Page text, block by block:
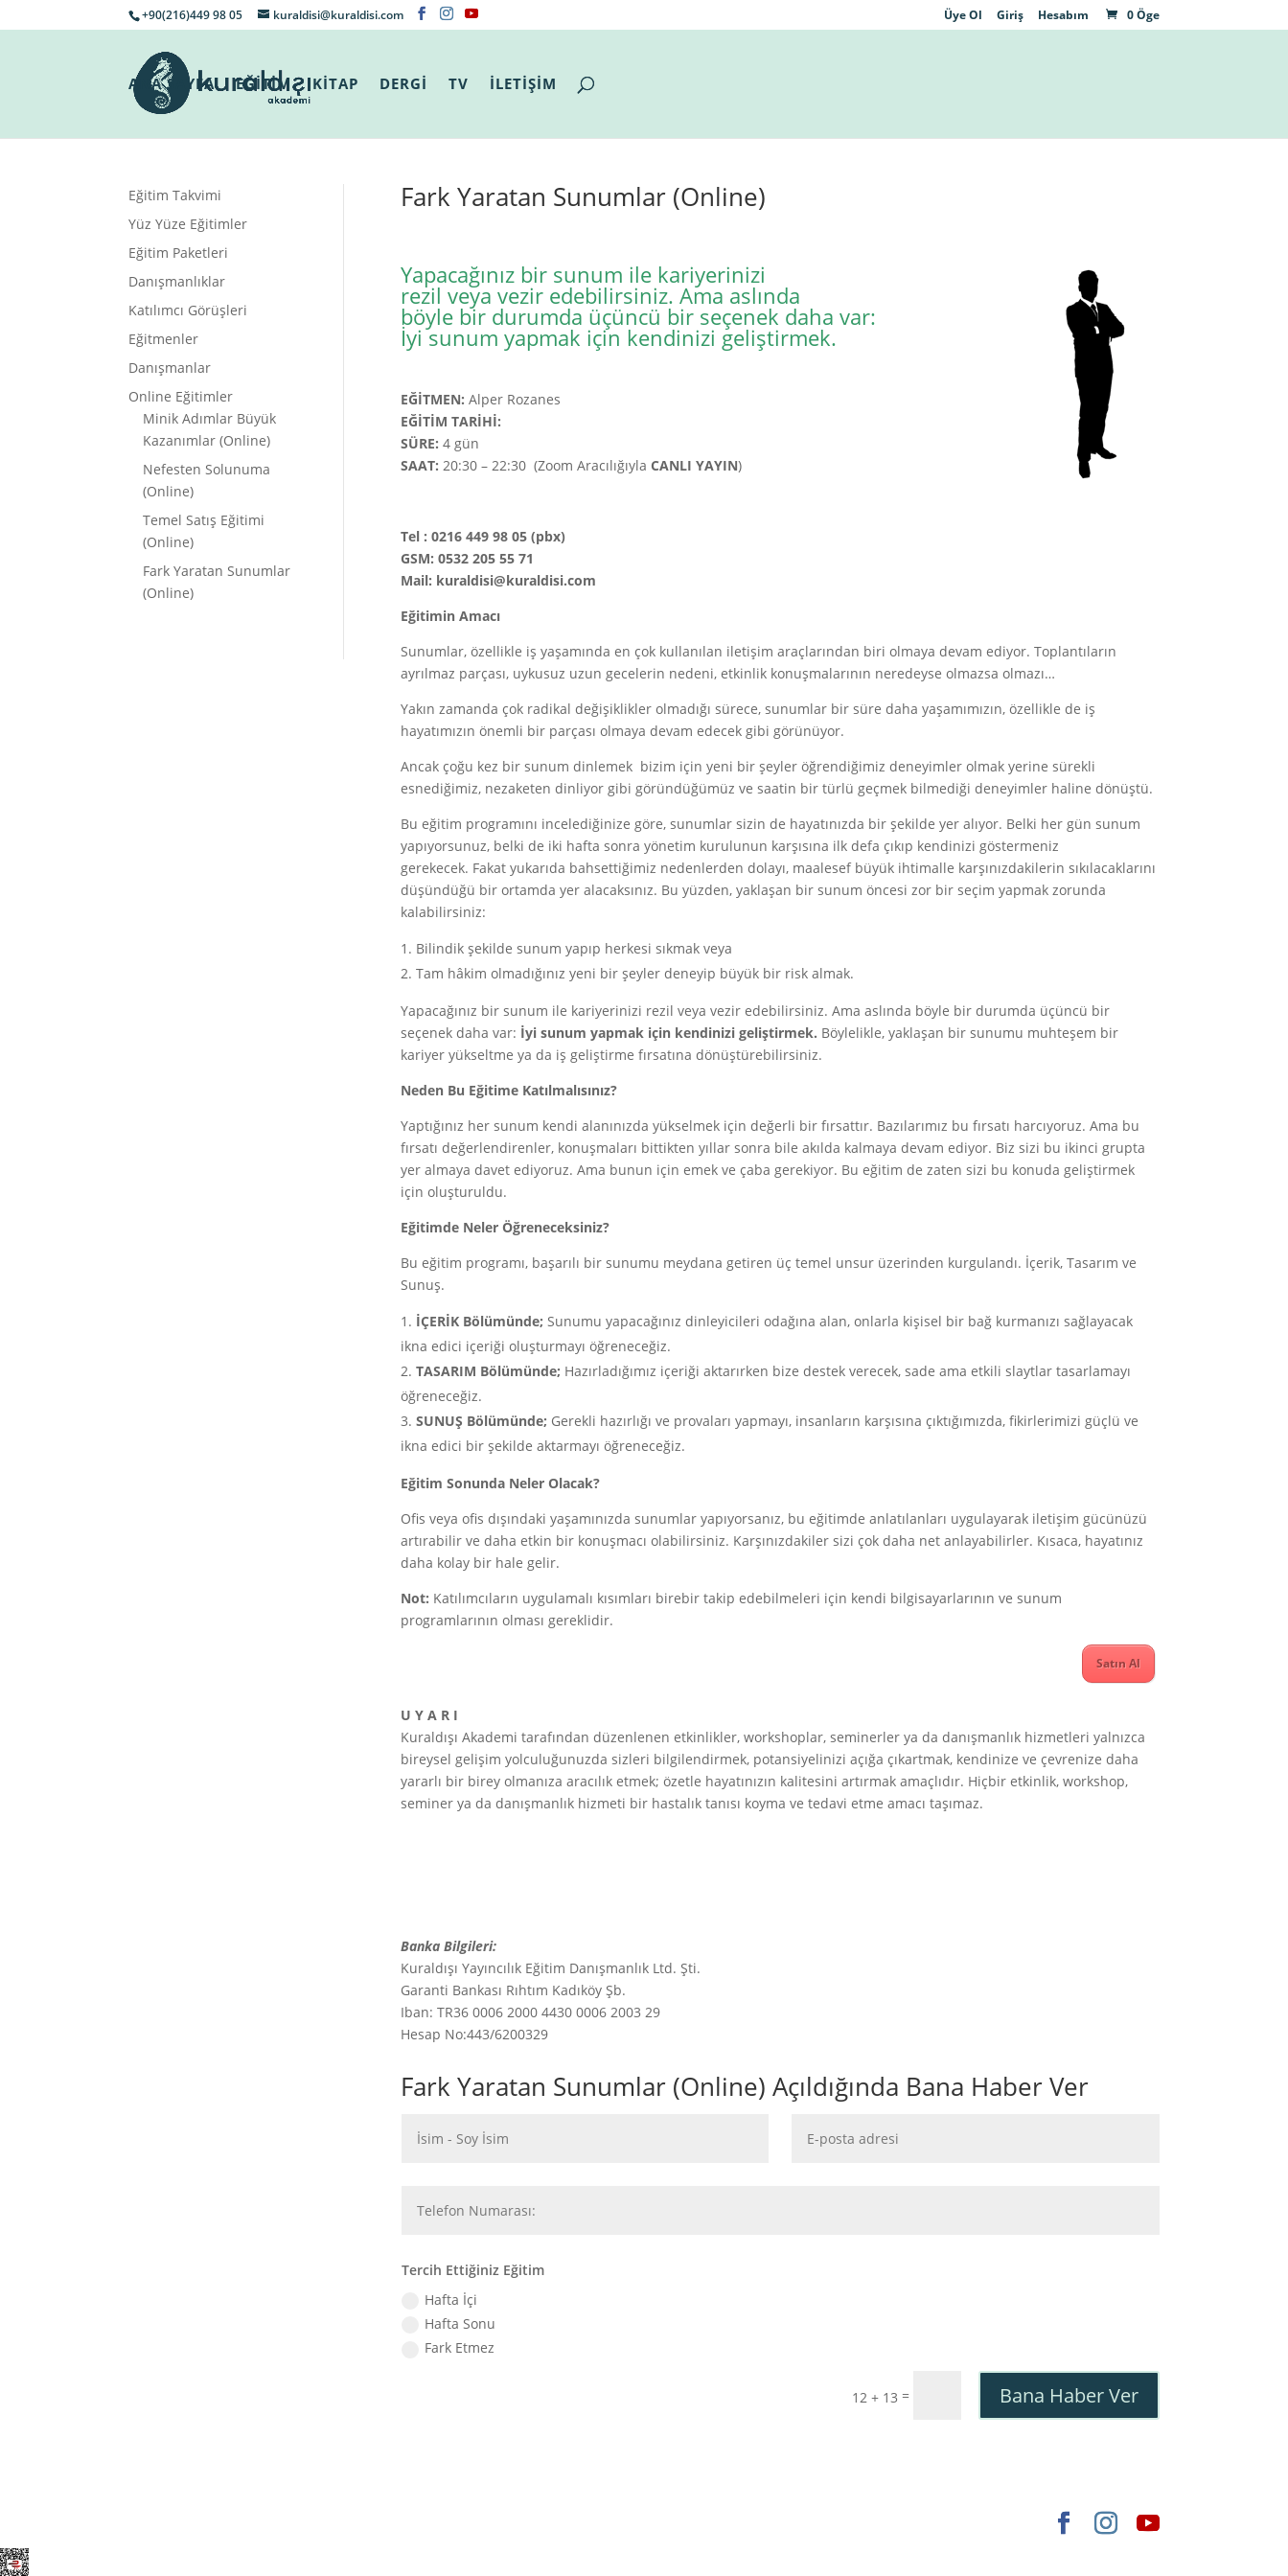
+90(216)449 98 05 kuraldisi@kuraldisi.com Üye Ol Giriş Hesabım 0 Öge
ANA SAYFA EĞİTİM KİTAP DERGİ TV İLETİŞİM
Eğitim Takvimi
Yüz Yüze Eğitimler
Eğitim Paketleri
Danışmanlıklar
Katılımcı Görüşleri
Eğitmenler
Danışmanlar
Online Eğitimler
Minik Adımlar Büyük
Kazanımlar (Online)
Nefesten Solunuma
(Online)
Temel Satış Eğitimi
(Online)
Fark Yaratan Sunumlar
(Online)
Fark Yaratan Sunumlar (Online)
Yapacağınız bir sunum ile kariyerinizi
rezil veya vezir edebilirsiniz. Ama aslında
böyle bir durumda üçüncü bir seçenek daha var:
İyi sunum yapmak için kendinizi geliştirmek.
EĞİTMEN: Alper Rozanes
EĞİTİM TARİHİ:
SÜRE: 4 gün
SAAT: 20:30 – 22:30 (Zoom Aracılığıyla CANLI YAYIN)
Tel : 0216 449 98 05 (pbx)
GSM: 0532 205 55 71
Mail: kuraldisi@kuraldisi.com
Eğitimin Amacı
Sunumlar, özellikle iş yaşamında en çok kullanılan iletişim araçlarından biri olmaya devam ediyor. Toplantıların
ayrılmaz parçası, uykusuz uzun gecelerin nedeni, etkinlik konuşmalarının neredeyse olmazsa olmazı…
Yakın zamanda çok radikal değişiklikler olmadığı sürece, sunumlar bir süre daha yaşamımızın, özellikle de iş
hayatımızın önemli bir parçası olmaya devam edecek gibi görünüyor.
Ancak çoğu kez bir sunum dinlemek bizim için yeni bir şeyler öğrendiğimiz deneyimler olmak yerine sürekli
esnediğimiz, nezaketen dinliyor gibi göründüğümüz ve saatin bir türlü geçmek bilmediği deneyimler haline dönüştü.
Bu eğitim programını incelediğinize göre, sunumlar sizin de hayatınızda bir şekilde yer alıyor. Belki her gün sunum
yapıyorsunuz, belki de iki hafta sonra yönetim kurulunun karşısına ilk defa çıkıp kendinizi göstermeniz
gerekecek. Fakat yukarıda bahsettiğimiz nedenlerden dolayı, maalesef büyük ihtimalle karşınızdakilerin sıkılacaklarını
düşündüğü bir ortamda yer alacaksınız. Bu yüzden, yaklaşan bir sunum öncesi zor bir seçim yapmak zorunda
kalabilirsiniz:
Bilindik şekilde sunum yapıp herkesi sıkmak veya
Tam hâkim olmadığınız yeni bir şeyler deneyip büyük bir risk almak.
Yapacağınız bir sunum ile kariyerinizi rezil veya vezir edebilirsiniz. Ama aslında böyle bir durumda üçüncü bir
seçenek daha var: İyi sunum yapmak için kendinizi geliştirmek. Böylelikle, yaklaşan bir sunumu muhteşem bir
kariyer yükseltme ya da iş geliştirme fırsatına dönüştürebilirsiniz.
Neden Bu Eğitime Katılmalısınız?
Yaptığınız her sunum kendi alanınızda yükselmek için değerli bir fırsattır. Bazılarımız bu fırsatı harcıyoruz. Ama bu
fırsatı değerlendirenler, konuşmaları bittikten yıllar sonra bile akılda kalmaya devam ediyor. Biz sizi bu ikinci grupta
yer almaya davet ediyoruz. Ama bunun için emek ve çaba gerekiyor. Bu eğitim de zaten sizi bu konuda geliştirmek
için oluşturuldu.
Eğitimde Neler Öğreneceksiniz?
Bu eğitim programı, başarılı bir sunumu meydana getiren üç temel unsur üzerinden kurgulandı. İçerik, Tasarım ve
Sunuş.
İÇERİK Bölümünde; Sunumu yapacağınız dinleyicileri odağına alan, onlarla kişisel bir bağ kurmanızı sağlayacak
ikna edici içeriği oluşturmayı öğreneceğiz.
TASARIM Bölümünde; Hazırladığımız içeriği aktarırken bize destek verecek, sade ama etkili slaytlar tasarlamayı
öğreneceğiz.
SUNUŞ Bölümünde; Gerekli hazırlığı ve provaları yapmayı, insanların karşısına çıktığımızda, fikirlerimizi güçlü ve
ikna edici bir şekilde aktarmayı öğreneceğiz.
Eğitim Sonunda Neler Olacak?
Ofis veya ofis dışındaki yaşamınızda sunumlar yapıyorsanız, bu eğitimde anlatılanları uygulayarak iletişim gücünüzü
artırabilir ve daha etkin bir konuşmacı olabilirsiniz. Karşınızdakiler sizi çok daha net anlayabilirler. Kısaca, hayatınız
daha kolay bir hale gelir.
Not: Katılımcıların uygulamalı kısımları birebir takip edebilmeleri için kendi bilgisayarlarının ve sunum
programlarının olması gereklidir.
Satın Al
U Y A R I
Kuraldışı Akademi tarafından düzenlenen etkinlikler, workshoplar, seminerler ya da danışmanlık hizmetleri yalnızca
bireysel gelişim yolculuğunuzda sizleri bilgilendirmek, potansiyelinizi açığa çıkartmak, kendinize ve çevrenize daha
yararlı bir birey olmanıza aracılık etmek; özetle hayatınızın kalitesini artırmak amaçlıdır. Hiçbir etkinlik, workshop,
seminer ya da danışmanlık hizmeti bir hastalık tanısı koyma ve tedavi etme amacı taşımaz.
Banka Bilgileri:
Kuraldışı Yayıncılık Eğitim Danışmanlık Ltd. Şti.
Garanti Bankası Rıhtım Kadıköy Şb.
Iban: TR36 0006 2000 4430 0006 2003 29
Hesap No:443/6200329
Fark Yaratan Sunumlar (Online) Açıldığında Bana Haber Ver
Tercih Ettiğiniz Eğitim
Hafta İçi
Hafta Sonu
Fark Etmez
12 + 13 = Bana Haber Ver